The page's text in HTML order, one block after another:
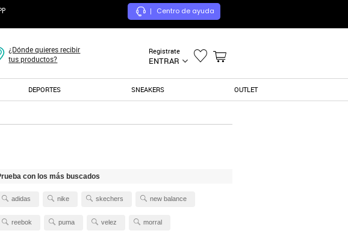
| Centro de ayuda
Registrate
ENTRAR
¿Dónde quieres recibir
tus productos?
DEPORTES SNEAKERS OUTLET
con los más buscados
adidas nike skechers new balance
reebok puma velez morral